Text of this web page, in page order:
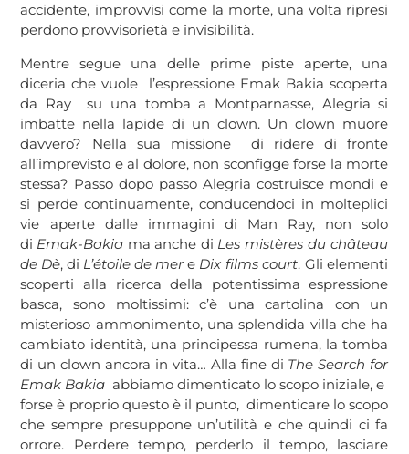
accidente, improvvisi come la morte, una volta ripresi
perdono provvisorietà e invisibilità.
Mentre segue una delle prime piste aperte, una
diceria che vuole l’espressione Emak Bakia scoperta
da Ray su una tomba a Montparnasse, Alegria si
imbatte nella lapide di un clown. Un clown muore
davvero? Nella sua missione di ridere di fronte
all’imprevisto e al dolore, non sconfigge forse la morte
stessa? Passo dopo passo Alegria costruisce mondi e
si perde continuamente, conducendoci in molteplici
vie aperte dalle immagini di Man Ray, non solo
di Emak-Bakia ma anche di Les mistères du château
de Dè, di L’étoile de mere Dix films court. Gli elementi
scoperti alla ricerca della potentissima espressione
basca, sono moltissimi: c’è una cartolina con un
misterioso ammonimento, una splendida villa che ha
cambiato identità, una principessa rumena, la tomba
di un clown ancora in vita… Alla fine di The Search for
Emak Bakia abbiamo dimenticato lo scopo iniziale, e
forse è proprio questo è il punto, dimenticare lo scopo
che sempre presuppone un’utilità e che quindi ci fa
orrore. Perdere tempo, perderlo il tempo, lasciare